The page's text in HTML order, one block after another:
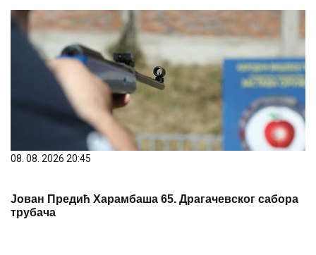
08. 08. 2026 20:45
Јован Предић Харамбаша 65. Драгачевског сабора
трубача